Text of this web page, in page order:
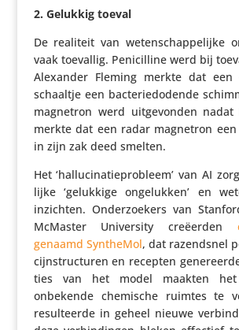
2. Gelukkig toeval
De realiteit van weten­schap­pe­lijke
vaak toevallig. Peni­cil­line werd bij
Alexander Fleming merkte dat
schaaltje een bacte­rie­do­dende
magnetron werd uitge­vonden nadat
merkte dat een radar magnetron een
in zijn zak deed smelten.
Het ‘hallu­ci­na­tie­pro­bleem’ van AI
lijke ‘gelukkige onge­lukken’ en
inzichten. Onder­zoe­kers van
McMaster Univer­sity creëerden
genaamd SyntheMol, dat razend­snel
cijn­struc­turen en recepten
ties van het model maakten
onbekende chemische ruimtes te
resul­teerde in geheel nieuwe